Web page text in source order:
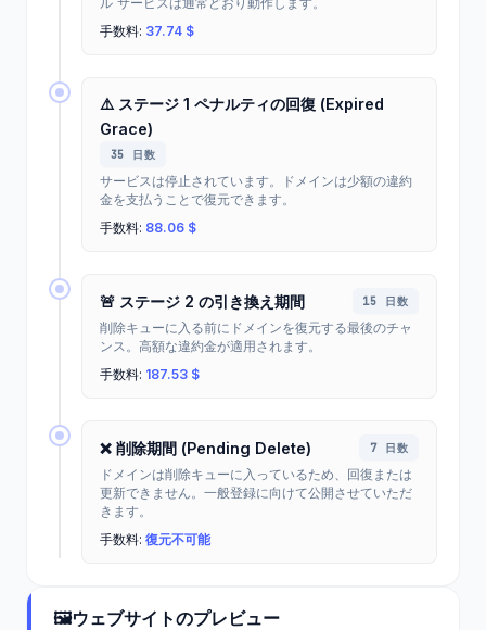
手数料: 37.74 $
⚠️ ステージ 1 ペナルティの回復 (Expired
Grace)
35 日数
サービスは停止されています。ドメインは少額の違約
金を支払うことで復元できます。
手数料: 88.06 $
🚨 ステージ 2 の引き換え期間 15 日数
削除キューに入る前にドメインを復元する最後のチャ
ンス。高額な違約金が適用されます。
手数料: 187.53 $
❌ 削除期間 (Pending Delete) 7 日数
ドメインは削除キューに入っているため、回復または
更新できません。一般登録に向けて公開させていただ
きます。
手数料: 復元不可能
🖼️ウェブサイトのプレビュー